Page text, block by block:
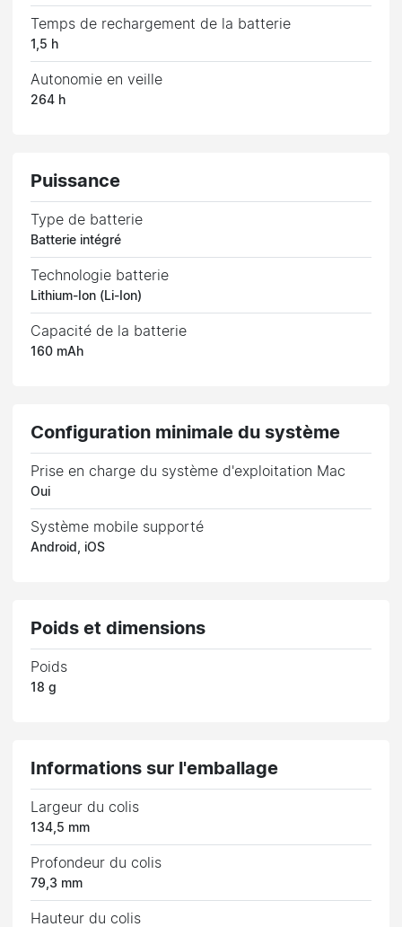
Temps de rechargement de la batterie
1,5 h
Autonomie en veille
264 h
Puissance
Type de batterie
Batterie intégré
Technologie batterie
Lithium-Ion (Li-Ion)
Capacité de la batterie
160 mAh
Configuration minimale du système
Prise en charge du système d'exploitation Mac
Oui
Système mobile supporté
Android, iOS
Poids et dimensions
Poids
18 g
Informations sur l'emballage
Largeur du colis
134,5 mm
Profondeur du colis
79,3 mm
Hauteur du colis